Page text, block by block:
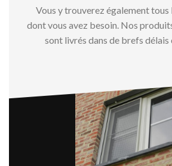
Vous y trouverez également tous
dont vous avez besoin. Nos
sont livrés dans de brefs délais